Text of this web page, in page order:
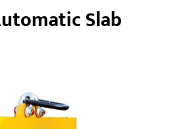
Slab